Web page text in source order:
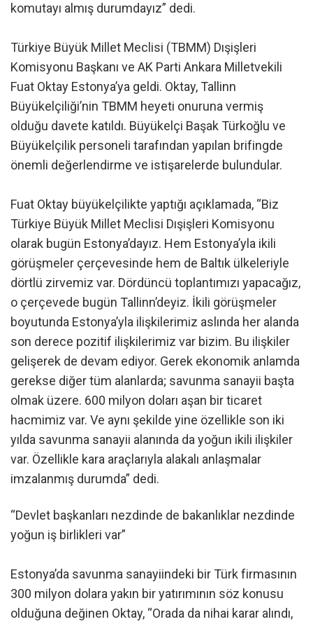
komutayı almış durumdayız” dedi.
Türkiye Büyük Millet Meclisi (TBMM) Dışişleri
Komisyonu Başkanı ve AK Parti Ankara Milletvekili
Fuat Oktay Estonya’ya geldi. Oktay, Tallinn
Büyükelçiliği’nin TBMM heyeti onuruna vermiş
olduğu davete katıldı. Büyükelçi Başak Türkoğlu ve
Büyükelçilik personeli tarafından yapılan brifingde
önemli değerlendirme ve istişarelerde bulundular.
Fuat Oktay büyükelçilikte yaptığı açıklamada, “Biz
Türkiye Büyük Millet Meclisi Dışişleri Komisyonu
olarak bugün Estonya’dayız. Hem Estonya’yla ikili
görüşmeler çerçevesinde hem de Baltık ülkeleriyle
dörtlü zirvemiz var. Dördüncü toplantımızı yapacağız,
o çerçevede bugün Tallinn’deyiz. İkili görüşmeler
boyutunda Estonya’yla ilişkilerimiz aslında her alanda
son derece pozitif ilişkilerimiz var bizim. Bu ilişkiler
gelişerek de devam ediyor. Gerek ekonomik anlamda
gerekse diğer tüm alanlarda; savunma sanayii başta
olmak üzere. 600 milyon doları aşan bir ticaret
hacmimiz var. Ve aynı şekilde yine özellikle son iki
yılda savunma sanayii alanında da yoğun ikili ilişkiler
var. Özellikle kara araçlarıyla alakalı anlaşmalar
imzalanmış durumda” dedi.
“Devlet başkanları nezdinde de bakanlıklar nezdinde
yoğun iş birlikleri var”
Estonya’da savunma sanayiindeki bir Türk firmasının
300 milyon dolara yakın bir yatırımının söz konusu
olduğuna değinen Oktay, “Orada da nihai karar alındı,